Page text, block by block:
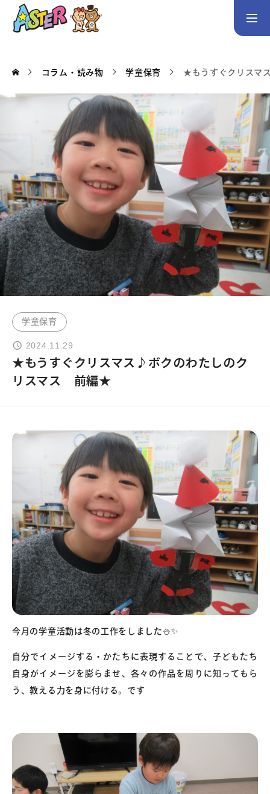
トップページ
コース案内
英会話／プログラミング／3Dデザイン／学童保育
英会話（未就学児） 英会話（小学生） 英会話（中学生）
生徒・保護者の声
スタッフ紹介
アクセス
お問い合わせ
団体向け出張英会話
コラム・読み物
コラム・読み物 学童保育 ★もうすぐクリスマ
学童保育
2024.11.29
★もうすぐクリスマス♪ボクのわたしのク
リスマス 前編★
今月の学童活動は冬の工作をしました⛄️✨
自分でイメージする・かたちに表現することで、子どもたち
自身がイメージを膨らませ、各々の作品を周りに知ってもら
う、教える力を身に付ける。です